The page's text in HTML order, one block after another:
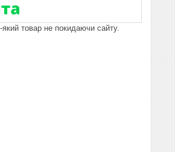
товар не покидаючи сайту.